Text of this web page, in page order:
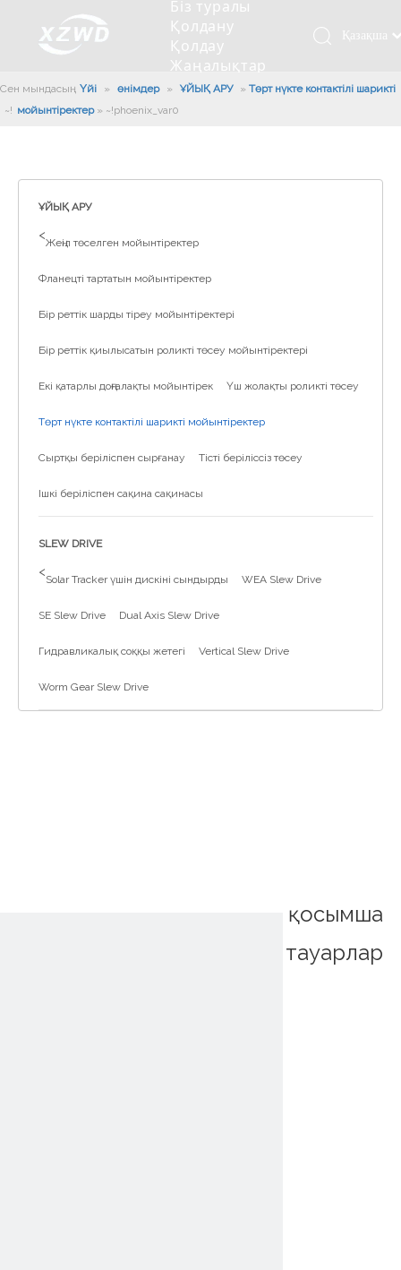
Кесетін төсеу
Біз туралы
Компания туралы мәлімет
Қолдану
Инженерлік машиналар
Қолдау
Мойынтіректерді орнату
Жаңалықтар
Ұзындығы сақина
Бізбен
хабарласыңыз
Қазақша
Türk dili
Сен мындасың: Үйі » өнімдер » ҰЙЫҚ АРУ » Төрт нүкте контактілі шарикті
мойынтіректер » ~!phoenix_var0!~
ҰЙЫҚ АРУ
>
Жеңіл төселген мойынтіректер
Фланецті тартатын мойынтіректер
Бір реттік шарды тіреу мойынтіректері
Бір реттік қиылысатын роликті төсеу мойынтіректері
Екі қатарлы доңғалақты мойынтірек Үш жолақты роликті төсеу
Төрт нүкте контактілі шарикті мойынтіректер
Сыртқы беріліспен сырғанау Тісті беріліссіз төсеу
Ішкі беріліспен сақина сақинасы
SLEW DRIVE
>
Solar Tracker үшін дискіні сындырды WEA Slew Drive
SE Slew Drive Dual Axis Slew Drive
Гидравликалық соққы жетегі Vertical Slew Drive
Worm Gear Slew Drive
қосымша
тауарлар